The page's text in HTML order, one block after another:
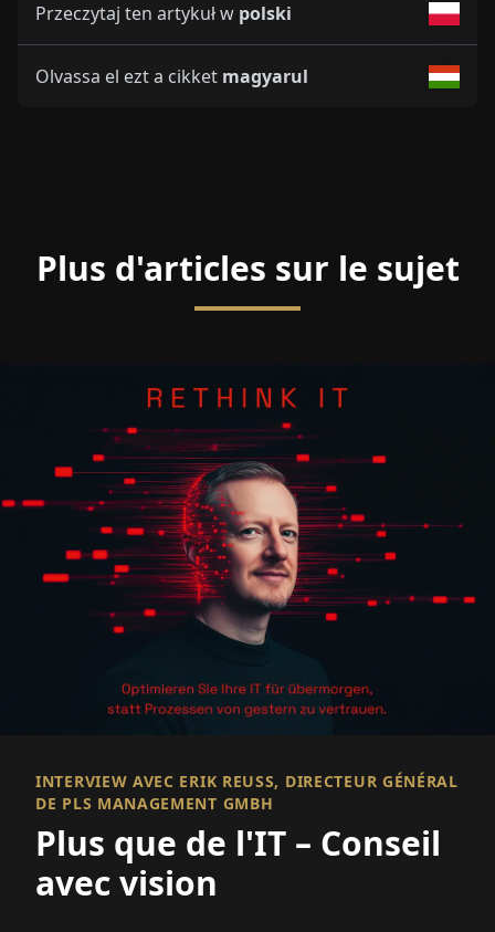
Przeczytaj ten artykuł w polski
Olvassa el ezt a cikket magyarul
Plus d'articles sur le sujet
INTERVIEW AVEC ERIK REUSS, DIRECTEUR GÉNÉRAL D
E PLS MANAGEMENT GMBH
Plus que de l'IT – Conseil
avec vision